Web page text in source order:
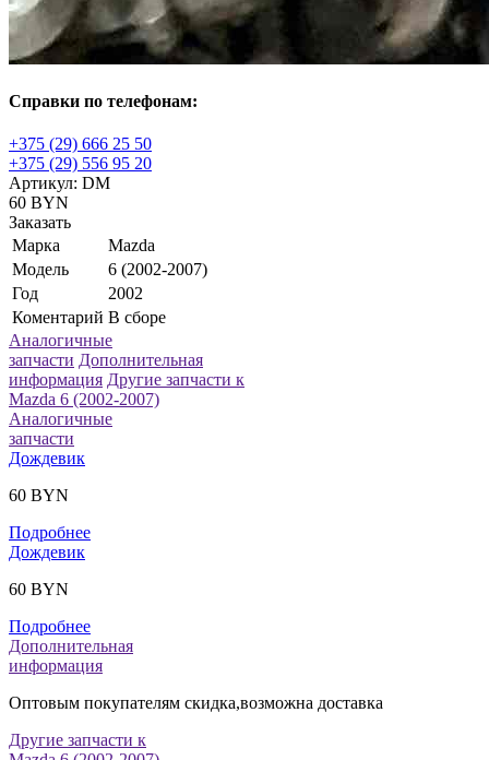
Справки по телефонам:
+375 (29) 666 25 50
+375 (29) 556 95 20
Артикул: DM
60 BYN
Заказать
Марка
Mazda
Модель
6 (2002-2007)
Год
2002
Коментарий В сборе
Аналогичные
запчасти Дополнительная
информация Другие запчасти к
Mazda 6 (2002-2007)
Аналогичные
запчасти
Дождевик
60 BYN
Подробнее
Дождевик
60 BYN
Подробнее
Дополнительная
информация
Оптовым покупателям скидка,возможна доставка
Другие запчасти к